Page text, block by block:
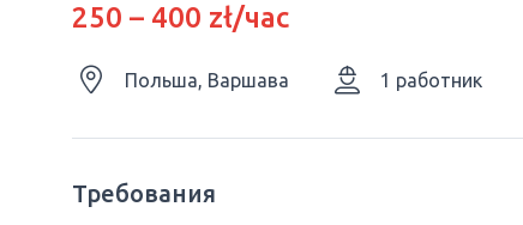
250 – 400 zł/час
Польша, Варшава 1 работник
Требования